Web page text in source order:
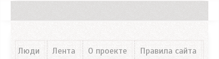
Люди Лента О проекте
Правила сайта